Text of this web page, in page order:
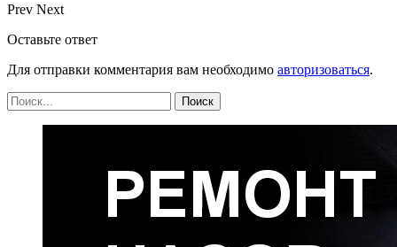
Prev Next
Оставьте ответ
Для отправки комментария вам необходимо авторизоваться.